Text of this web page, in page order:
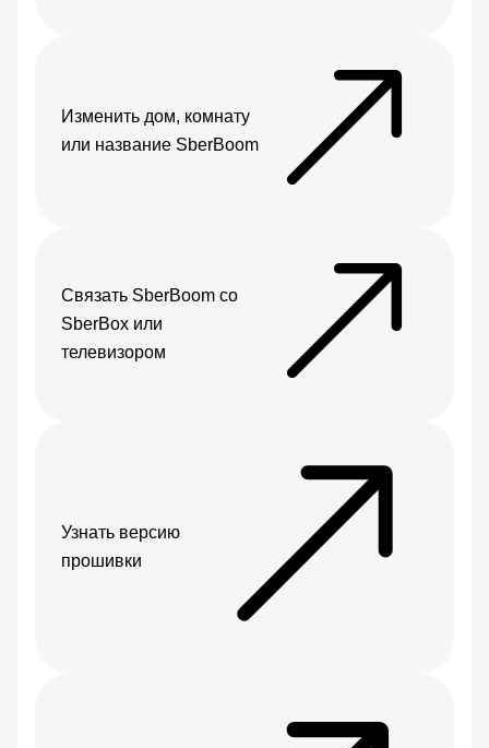
Изменить дом, комнату
или название SberBoom
Связать SberBoom со
SberBox или
телевизором
Узнать версию
прошивки